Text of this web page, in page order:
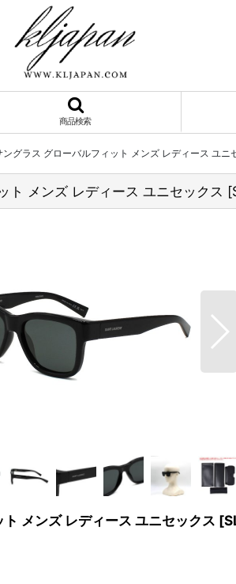
商品検索
グラス グローバルフィット メンズ レディース ユニ
メンズ レディース ユニセックス [
メンズ レディース ユニセックス [